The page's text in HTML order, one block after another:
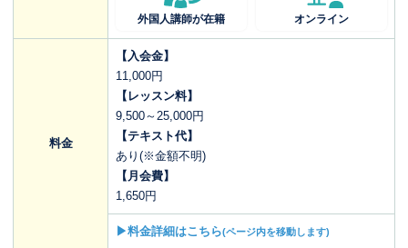
外国人講師が在籍 オンライン
料金
【入会金】
11,000円
【レッスン料】
9,500～25,000円
【テキスト代】
あり(※金額不明)
【月会費】
1,650円
▶料金詳細はこちら(ページ内を移動します)